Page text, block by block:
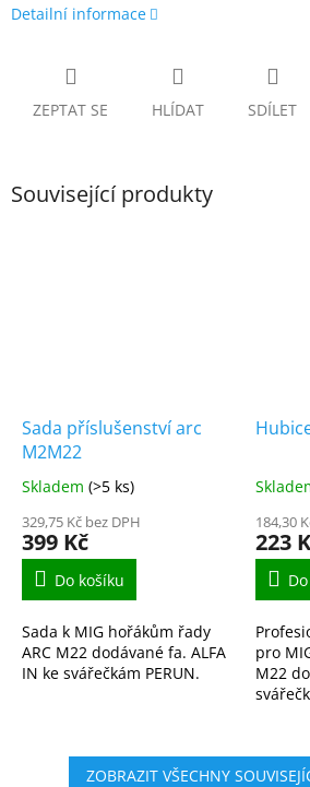
Detailní informace
ZEPTAT SE HLÍDAT SDÍLET
Související produkty
Sada příslušenství arc
M2M22
Skladem (>5 ks)
329,75 Kč bez DPH
399 Kč
Do košíku
Sada k MIG hořákům řady
ARC M22 dodávané fa. ALFA
IN ke svářečkám PERUN.
184,30
223
pro
M22
pro
ZOBRAZIT VŠECHNY